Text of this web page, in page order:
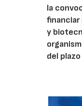
la
financiar
y
del